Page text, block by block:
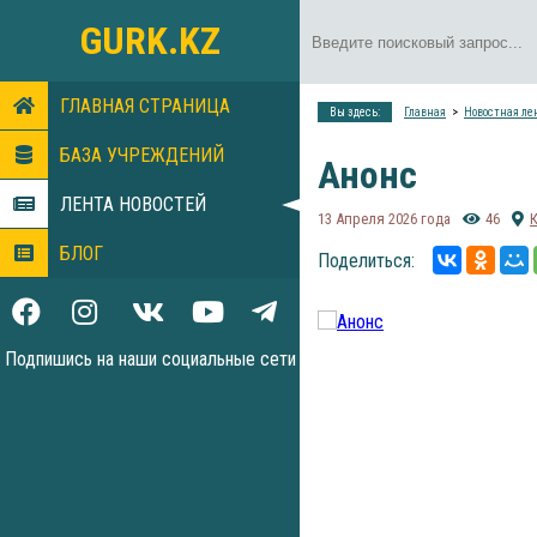
GURK.KZ
ГЛАВНАЯ СТРАНИЦА
БАЗА УЧРЕЖДЕНИЙ
ЛЕНТА НОВОСТЕЙ
БЛОГ
Подпишись на наши социальные сети
Вы здесь: Главная Новостная
Анонс
13 Апреля 2026 года 46
Поделиться: